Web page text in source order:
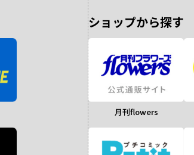
ショップから探す
月刊flowers